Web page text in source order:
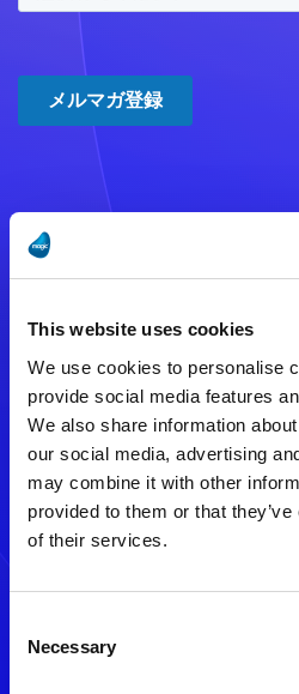
This website uses cookies
We use cookies to personalise
provide social media features
We also share information
our social media, advertising
may combine it with other
provided to them or that
of their services.
Selection
Necessary
注意事項
ある可能性があります。
メールアドレスをご確認の
再度手続きを行ってくださ